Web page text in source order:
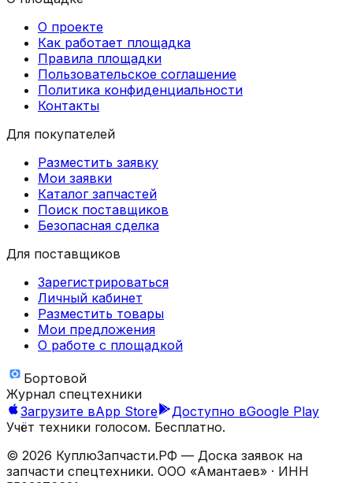
О проекте
Как работает площадка
Правила площадки
Пользовательское соглашение
Политика конфиденциальности
Контакты
Для покупателей
Разместить заявку
Мои заявки
Каталог запчастей
Поиск поставщиков
Безопасная сделка
Для поставщиков
Зарегистрироваться
Личный кабинет
Разместить товары
Мои предложения
О работе с площадкой
Бортовой
Журнал спецтехники
Загрузите вApp Store Доступно вGoogle Play
Учёт техники голосом. Бесплатно.
© 2026 КуплюЗапчасти.РФ — Доска заявок на
запчасти спецтехники. ООО «Амантаев» · ИНН